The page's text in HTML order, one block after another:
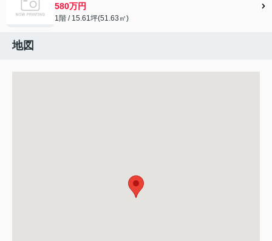
580万円
1階 / 15.61坪(51.63㎡)
地図